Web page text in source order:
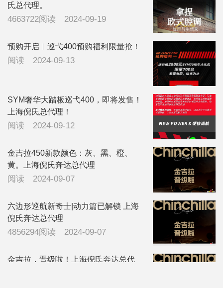
氏总代理。
4663722阅读 2024-09-19
预购开启︱巡弋400预购福利限量抢！
阅读 2024-09-13
SYM奢华大踏板巡弋400，即将发售！
上海倪氏总代理！
阅读 2024-09-12
金吉拉450新款颜色：灰、黑、橙、
黄。上海倪氏奔达总代理
阅读 2024-09-07
六边形巡航新奇士|动力篇已解锁 上海
倪氏奔达总代理
4856294阅读 2024-09-07
金吉拉，晋级啦！上海倪氏奔达总代